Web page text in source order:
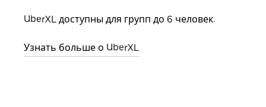
UberXL доступны для групп до 6 человек.
Узнать больше о UberXL